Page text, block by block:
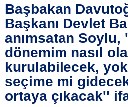
Başbakan
Başkanı Devlet
anımsatan
dönemim nasıl
kurulabilecek,
seçime mi
ortaya çıkacak''